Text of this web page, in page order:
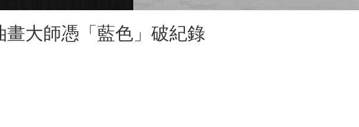
大師憑「藍色」破紀錄